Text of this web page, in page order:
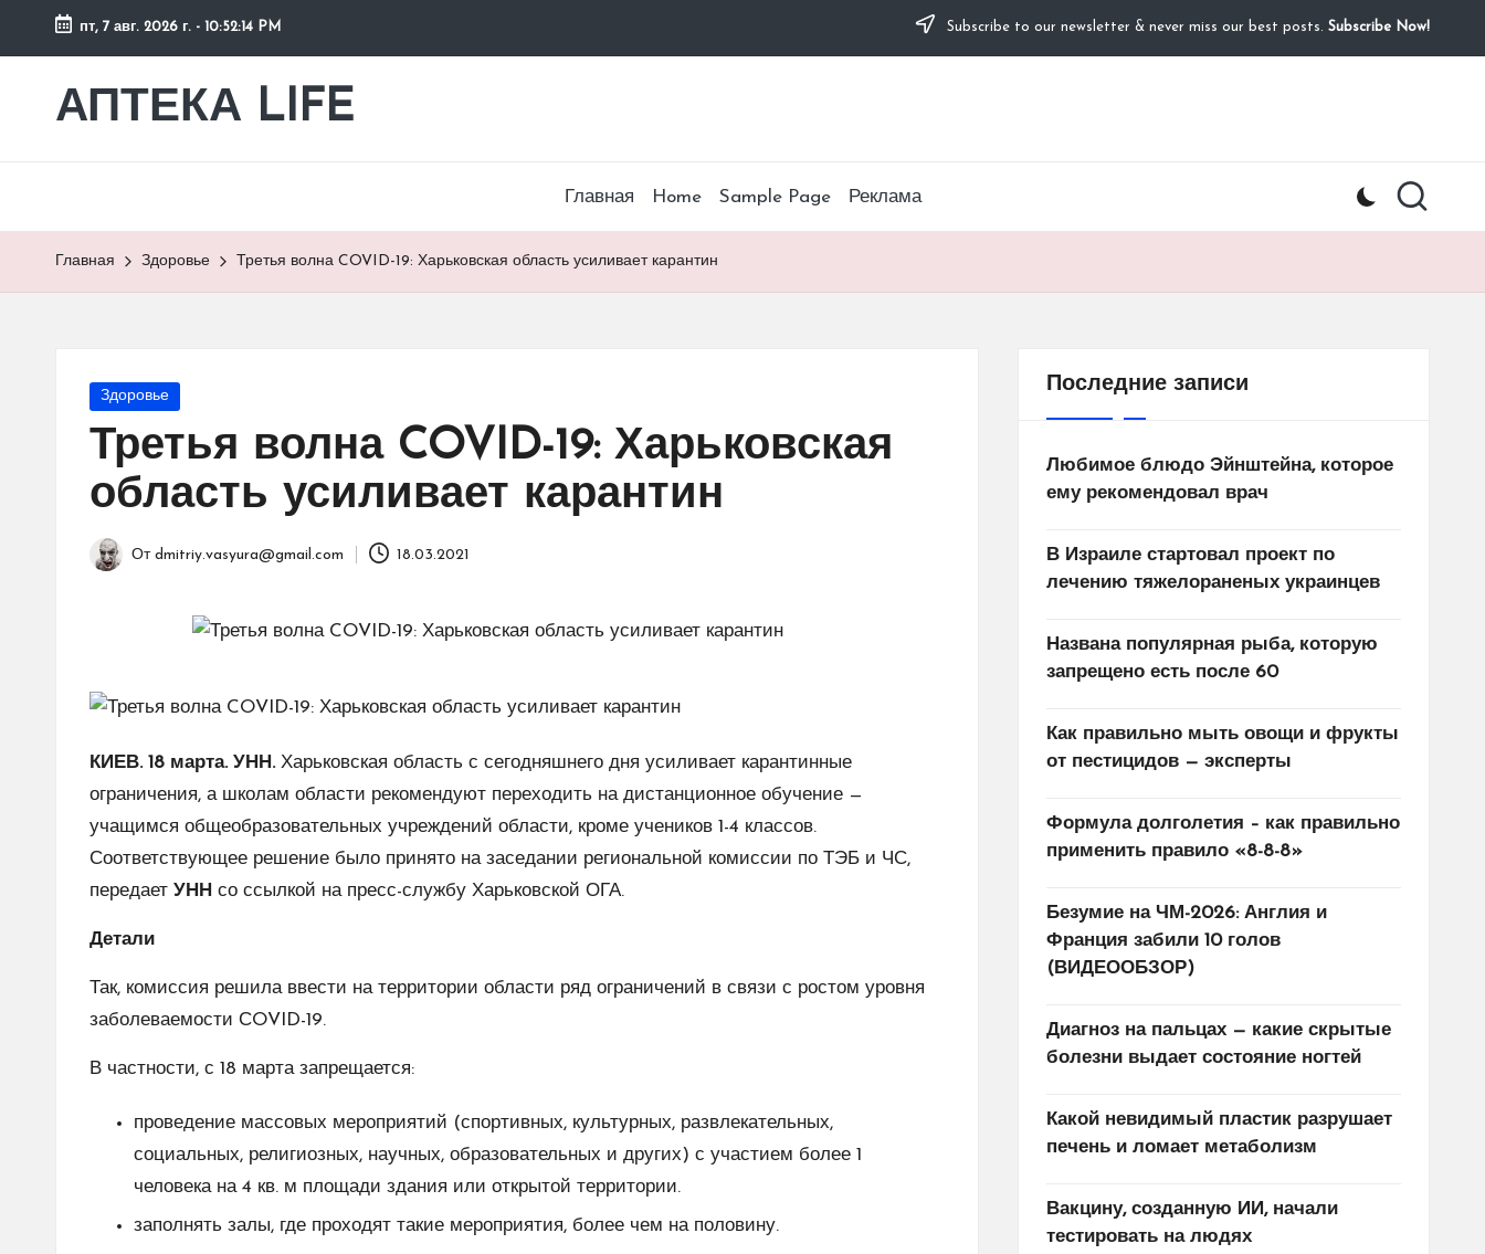
Перейти
содержимому
пт, 7 авг. 2026 г. - 10:52:15 PM Subscribe to our newsletter & never miss our best posts. Subscribe Now!
АПТЕКА LIFE
сайт
Главная Home Sample Page Реклама
Главная Здоровье Третья волна COVID-19: Харьковская область усиливает карантин
Опубликовано
Здоровье
Третья волна COVID-19: Харьковская
область усиливает карантин
Запись
От dmitriy.vasyura@gmail.com 18.03.2021
КИЕВ. 18 марта. УНН.Харьковская область с сегодняшнего дня усиливает карантинные
ограничения, а школам области рекомендуют переходить на дистанционное обучение —
учащимся общеобразовательных учреждений области, кроме учеников 1-4 классов.
Соответствующее решение было принято на заседании региональной комиссии по ТЭБ и ЧС,
передает УНН со ссылкой на пресс-службу Харьковской ОГА.
Детали
Так, комиссия решила ввести на территории области ряд ограничений в связи с ростом уровня
заболеваемости СOVID-19.
В частности, с 18 марта запрещается:
проведение массовых мероприятий (спортивных, культурных, развлекательных,
социальных, религиозных, научных, образовательных и других) с участием более 1
человека на 4 кв. м площади здания или открытой территории.
заполнять залы, где проходят такие мероприятия, более чем на половину.
Последние записи
Любимое блюдо Эйнштейна, которое
ему рекомендовал врач
В Израиле стартовал проект по
лечению тяжелораненых украинцев
Названа популярная рыба, которую
запрещено есть после 60
Как правильно мыть овощи и фрукты
от пестицидов — эксперты
Формула долголетия – как правильно
применить правило «8-8-8»
Безумие на ЧМ-2026: Англия и
Франция забили 10 голов
(ВИДЕООБЗОР)
Диагноз на пальцах — какие скрытые
болезни выдает состояние ногтей
Какой невидимый пластик разрушает
печень и ломает метаболизм
Вакцину, созданную ИИ, начали
тестировать на людях